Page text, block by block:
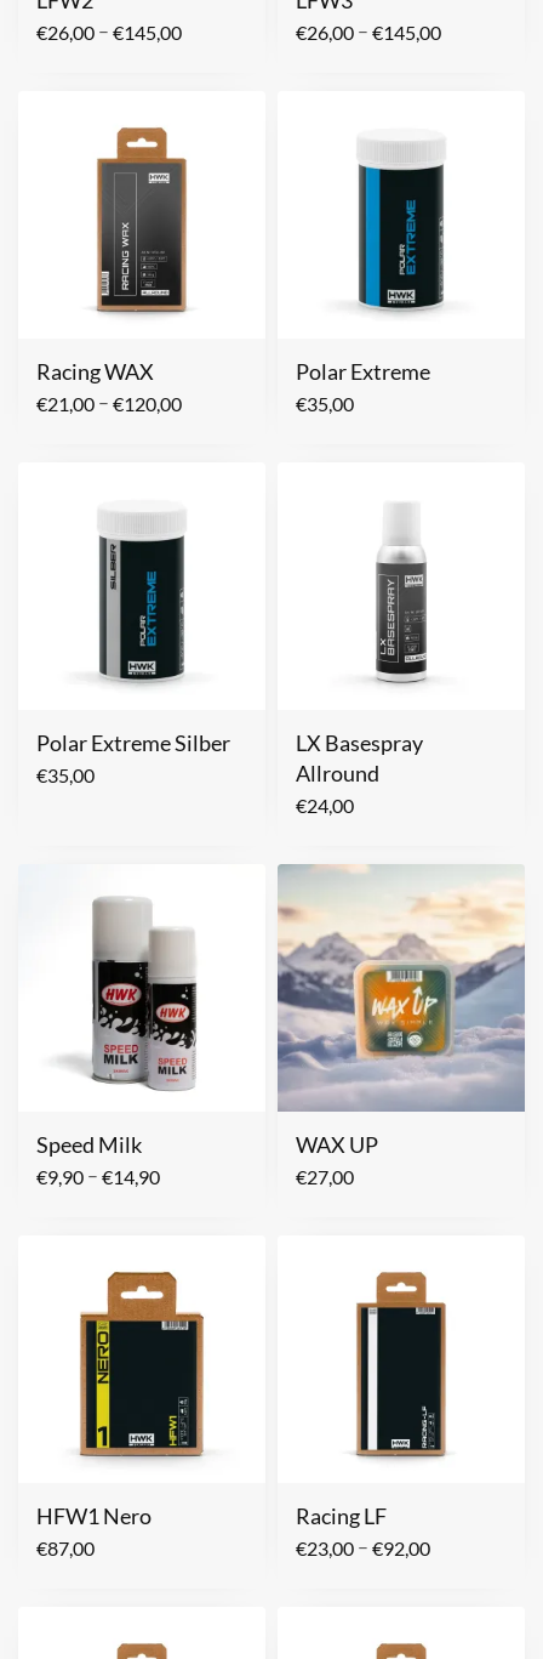
€26,00 – €145,00 €26,00 – €145,00
Racing WAX
€21,00 – €120,00
Polar Extreme
€35,00
Polar Extreme Silber
€35,00
LX Basespray
Allround
€24,00
Speed Milk
€9,90 – €14,90
WAX UP
€27,00
HFW1 Nero
€87,00
Racing LF
€23,00 – €92,00